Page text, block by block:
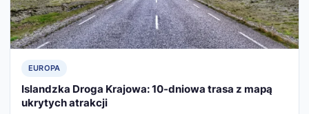
EUROPA
Islandzka Droga Krajowa: 10-dniowa trasa z mapą
ukrytych atrakcji